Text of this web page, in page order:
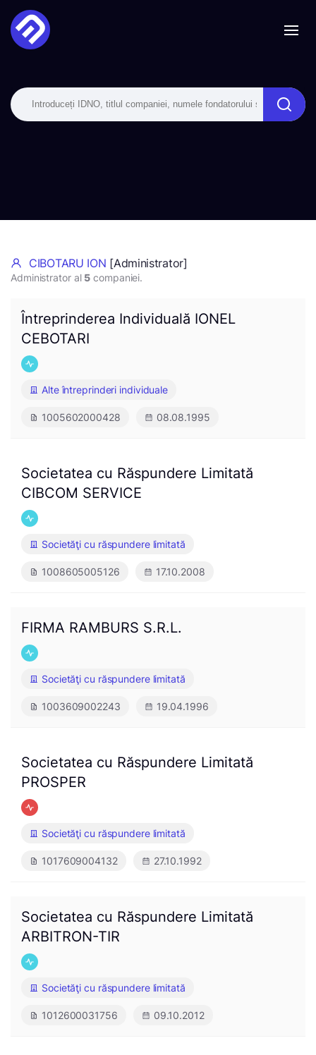
CIBOTARU ION [Administrator]
Administrator al 5 companiei.
Întreprinderea Individuală IONEL
CEBOTARI
Alte întreprinderi individuale
1005602000428 08.08.1995
Societatea cu Răspundere Limitată
CIBCOM SERVICE
Societăţi cu răspundere limitată
1008605005126 17.10.2008
FIRMA RAMBURS S.R.L.
Societăţi cu răspundere limitată
1003609002243 19.04.1996
Societatea cu Răspundere Limitată
PROSPER
Societăţi cu răspundere limitată
1017609004132 27.10.1992
Societatea cu Răspundere Limitată
ARBITRON-TIR
Societăţi cu răspundere limitată
1012600031756 09.10.2012